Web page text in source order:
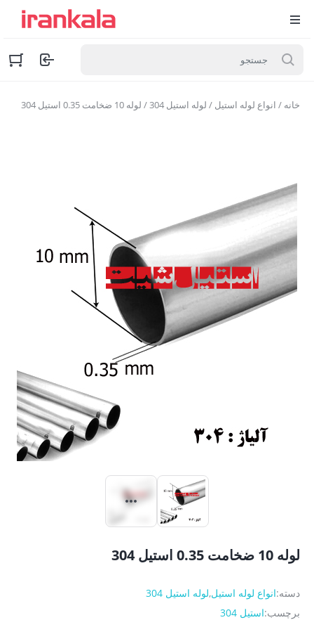
خانه / انواع لوله استیل / لوله استیل 304 / لوله 10 ضخامت 0.35 استیل 304
لوله 10 ضخامت 0.35 استیل 304
دسته:انواع لوله استیل,لوله استیل 304
برچسب:استیل 304